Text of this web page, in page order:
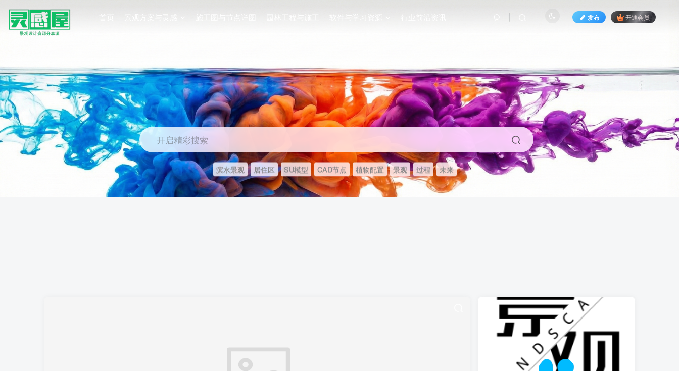
首页 景观方案与灵感 施工图与节点详图 园林工程与施工 软件与学习资源 行业前沿资讯 发布 开通会员
开启精彩搜索
滨水景观 居住区 SU模型 CAD节点 植物配置 景观 过程 未来